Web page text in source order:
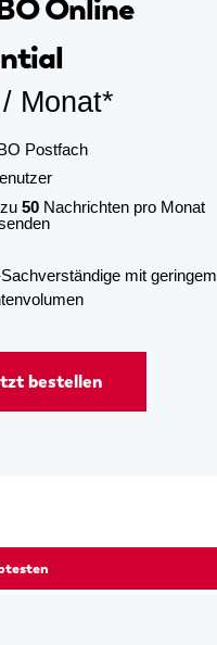
Monat*
Postfach
50 Nachrichten pro Monat
mit geringem
bestellen